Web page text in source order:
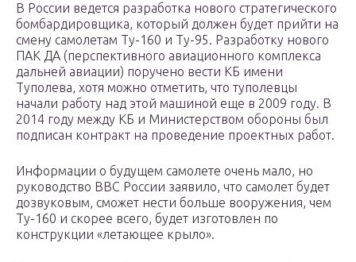
В России ведется разработка нового стратегического
бомбардировщика, который должен будет прийти на
смену самолетам Ту-160 и Ту-95. Разработку нового
ПАК ДА (перспективного авиационного комплекса
дальней авиации) поручено вести КБ имени
Туполева, хотя можно отметить, что туполевцы
начали работу над этой машиной еще в 2009 году. В
2014 году между КБ и Министерством обороны был
подписан контракт на проведение проектных работ.
Информации о будущем самолете очень мало, но
руководство ВВС России заявило, что самолет будет
дозвуковым, сможет нести больше вооружения, чем
Ту-160 и скорее всего, будет изготовлен по
конструкции «летающее крыло».